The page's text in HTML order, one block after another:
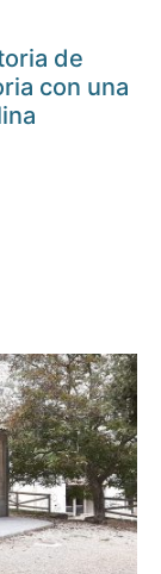
de
con una